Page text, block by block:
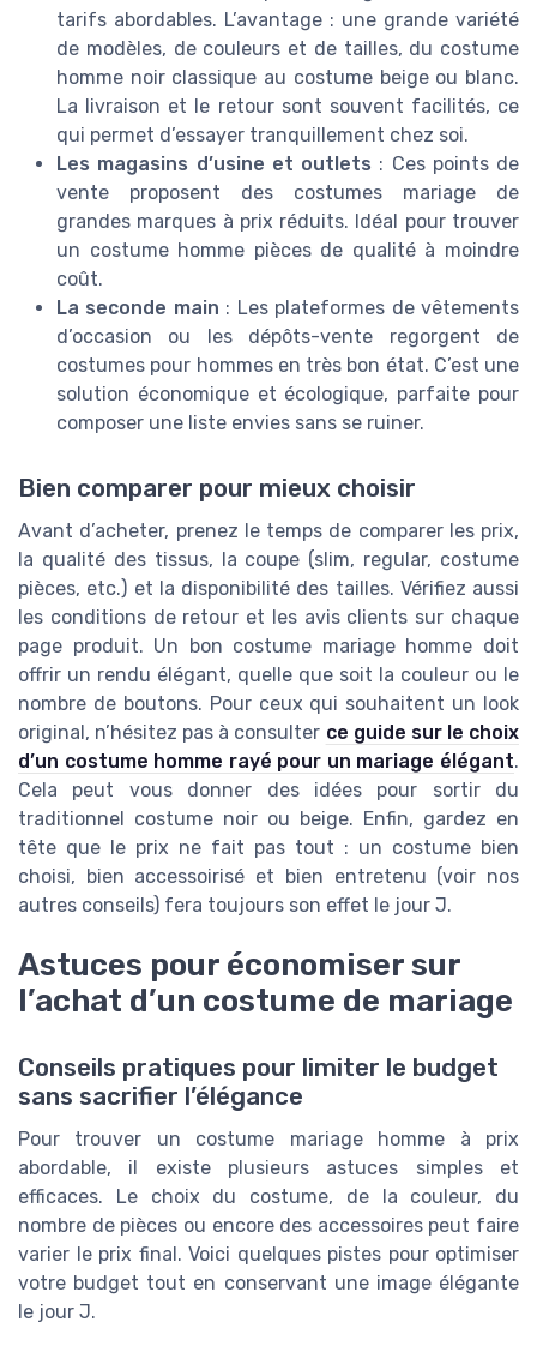
tarifs abordables. L’avantage : une grande variété
de modèles, de couleurs et de tailles, du costume
homme noir classique au costume beige ou blanc.
La livraison et le retour sont souvent facilités, ce
qui permet d’essayer tranquillement chez soi.
Les magasins d’usine et outlets : Ces points de
vente proposent des costumes mariage de
grandes marques à prix réduits. Idéal pour trouver
un costume homme pièces de qualité à moindre
coût.
La seconde main : Les plateformes de vêtements
d’occasion ou les dépôts-vente regorgent de
costumes pour hommes en très bon état. C’est une
solution économique et écologique, parfaite pour
composer une liste envies sans se ruiner.
Bien comparer pour mieux choisir
Avant d’acheter, prenez le temps de comparer les prix,
la qualité des tissus, la coupe (slim, regular, costume
pièces, etc.) et la disponibilité des tailles. Vérifiez aussi
les conditions de retour et les avis clients sur chaque
page produit. Un bon costume mariage homme doit
offrir un rendu élégant, quelle que soit la couleur ou le
nombre de boutons. Pour ceux qui souhaitent un look
original, n’hésitez pas à consulter ce guide sur le choix
d’un costume homme rayé pour un mariage élégant.
Cela peut vous donner des idées pour sortir du
traditionnel costume noir ou beige. Enfin, gardez en
tête que le prix ne fait pas tout : un costume bien
choisi, bien accessoirisé et bien entretenu (voir nos
autres conseils) fera toujours son effet le jour J.
Astuces pour économiser sur
l’achat d’un costume de mariage
Conseils pratiques pour limiter le budget
sans sacrifier l’élégance
Pour trouver un costume mariage homme à prix
abordable, il existe plusieurs astuces simples et
efficaces. Le choix du costume, de la couleur, du
nombre de pièces ou encore des accessoires peut faire
varier le prix final. Voici quelques pistes pour optimiser
votre budget tout en conservant une image élégante
le jour J.